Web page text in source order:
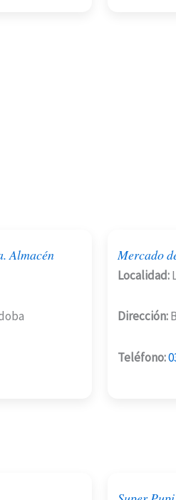
Almacén Mercado
Localidad:
Dirección:
Teléfono: